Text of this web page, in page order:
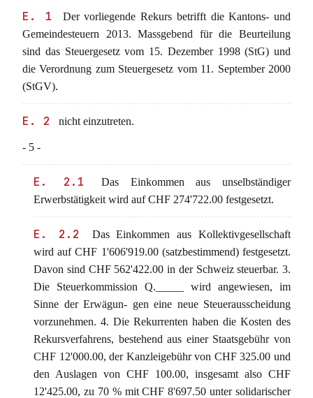
E. 1
Der vorliegende Rekurs betrifft die Kantons- und
Gemeindesteuern 2013. Massgebend für die Beurteilung
sind das Steuergesetz vom 15. Dezember 1998 (StG) und
die Verordnung zum Steuergesetz vom 11. September 2000
(StGV).
E. 2 nicht einzutreten.
- 5 -
E. 2.1
Das Einkommen aus unselbständiger
Erwerbstätigkeit wird auf CHF 274'722.00 festgesetzt.
E. 2.2
Das Einkommen aus Kollektivgesellschaft
wird auf CHF 1'606'919.00 (satzbestimmend) festgesetzt.
Davon sind CHF 562'422.00 in der Schweiz steuerbar. 3.
Die Steuerkommission Q._____ wird angewiesen, im
Sinne der Erwägun- gen eine neue Steuerausscheidung
vorzunehmen. 4. Die Rekurrenten haben die Kosten des
Rekursverfahrens, bestehend aus einer Staatsgebühr von
CHF 12'000.00, der Kanzleigebühr von CHF 325.00 und
den Auslagen von CHF 100.00, insgesamt also CHF
12'425.00, zu 70 % mit CHF 8'697.50 unter solidarischer